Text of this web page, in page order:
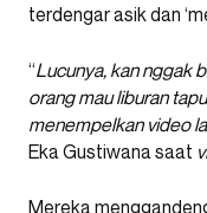
terdengar asik dan
“Lucunya, kan nggak
orang mau liburan
menempelkan video
Eka Gustiwana saat
Mereka